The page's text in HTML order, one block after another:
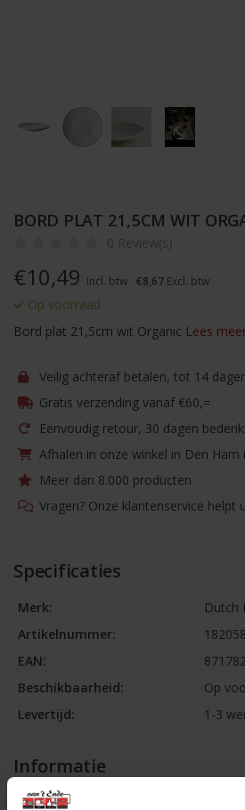
BORD PLAT 21,5CM WIT
0 Review(s)
€10,49 Incl. btw €8,67 Excl. btw
Op voorraad
Bord plat 21,5cm wit Organic Lees
Veilig achteraf betalen, tot 14
Gratis verzending vanaf €60,=
Eenvoudig retour, 30 dagen
Afhalen in onze winkel in Den Ham
Meer dan 8.000 producten
Vragen? Onze klantenservice helpt
Specificaties
Merk:
Dutch
Artikelnummer:
182058
EAN:
Beschikbaarheid:
Op
Levertijd:
1-3
Informatie
Bord plat 21,5cm wit